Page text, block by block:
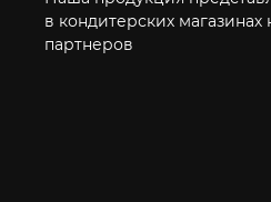
в кондитерских магазинах
партнеров